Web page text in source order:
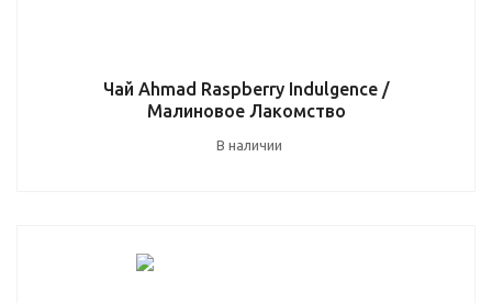
Чай Ahmad Raspberry Indulgence /
Малиновое Лакомство
В наличии